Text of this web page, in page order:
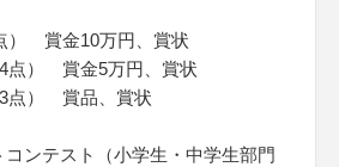
） 賞金10万円、賞状
点） 賞金5万円、賞状
点） 賞品、賞状
コンテスト（小学生・中学生部門